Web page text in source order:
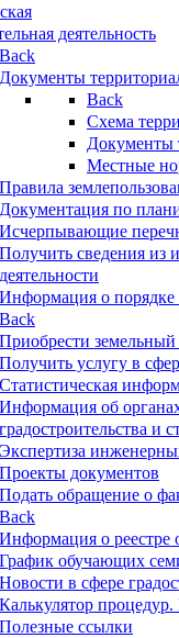
деятельность
Back
Документы
Back
Схема
Документы
Местные
Правила
Документация по
Исчерпывающие
Получить сведения из
деятельности
Информация о порядке
Back
Приобрести земельный
Получить услугу в
Статистическая
Информация об
градостроительства и
Экспертиза
Проекты документов
Подать обращение о
Back
Информация о реестре
График обучающих
Новости в сфере
Калькулятор
Полезные ссылки